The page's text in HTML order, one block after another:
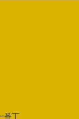
番丁